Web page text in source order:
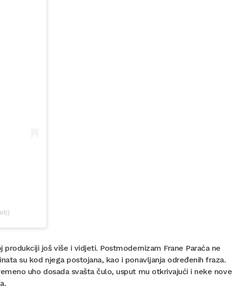
produkciji još više i vidjeti. Postmodernizam Frane Paraća ne
su kod njega postojana, kao i ponavljanja određenih fraza.
uho dosada svašta čulo, usput mu otkrivajući i neke nove